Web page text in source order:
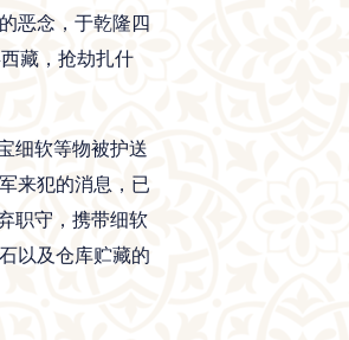
恶念，于乾隆四
藏，抢劫扎什
细软等物被护送
来犯的消息，已
职守，携带细软
以及仓库贮藏的